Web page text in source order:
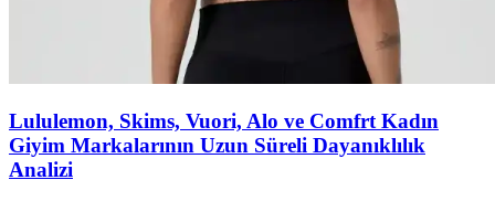
Lululemon, Skims, Vuori, Alo ve Comfrt Kadın
Giyim Markalarının Uzun Süreli Dayanıklılık
Analizi